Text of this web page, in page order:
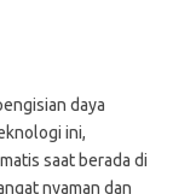
daya
ini,
saat berada di
nyaman dan